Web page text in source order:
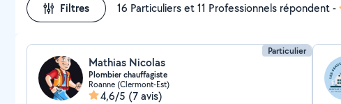
Filtres 16 Particuliers et 11 Professionnels répondent-
Particulier
Mathias Nicolas
Plombier chauffagiste
Roanne (Clermont-Est)
4,6/5 (7 avis)